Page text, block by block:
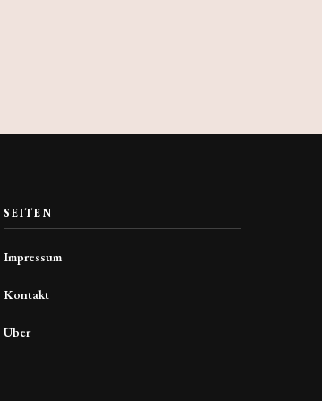
SEITEN
Impressum
Kontakt
Über